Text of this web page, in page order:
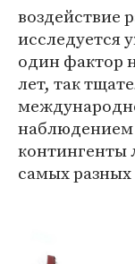
воздействие
исследуется
один фактор
лет, так
наблюдением
контингенты
самых разных